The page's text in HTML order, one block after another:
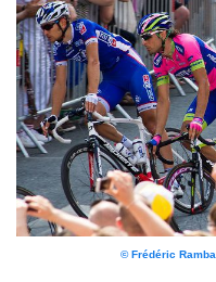
© Frédéric